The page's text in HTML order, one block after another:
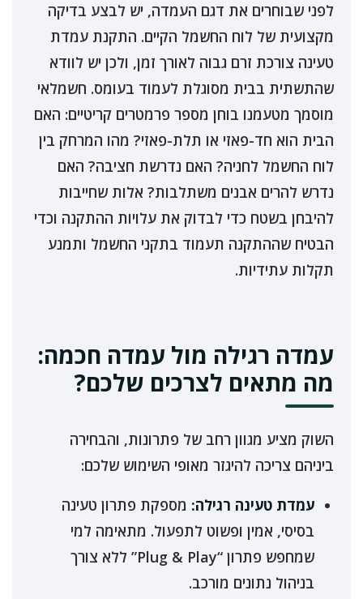
לפני שבוחרים את דגם העמדה, יש לבצע בדיקה
מקצועית של לוח החשמל הקיים. התקנת עמדת
טעינה צורכת זרם גבוה לאורך זמן, ולכן יש לוודא
שהתשתית בבית מסוגלת לעמוד בעומס. חשמלאי
מוסמך מטעמנו בוחן מספר פרמטרים קריטיים: האם
הבית הוא חד-פאזי או תלת-פאזי? מהו המרחק בין
לוח החשמל לחניה? האם נדרשת חציבה? האם
נדרש להרים אבנים משתלבות? אלות שחייבות
להיבחן בשטח כדי לבדוק את עלויות ההתקנה וכדי
הבטיח שההתקנה תעמוד בתקני החשמל ותמנע
תקלות עתידיות.
עמדה רגילה מול עמדה חכמה:
מה מתאים לצרכים שלכם?
השוק מציע מגוון רחב של פתרונות, והבחירה
ביניהם צריכה להיגזר מאופי השימוש שלכם:
עמדת טעינה רגילה: מספקת פתרון טעינה
בסיסי, אמין ופשוט לתפעול. מתאימה למי
שמחפש פתרון “Plug & Play” ללא צורך
בניהול נתונים מורכב.